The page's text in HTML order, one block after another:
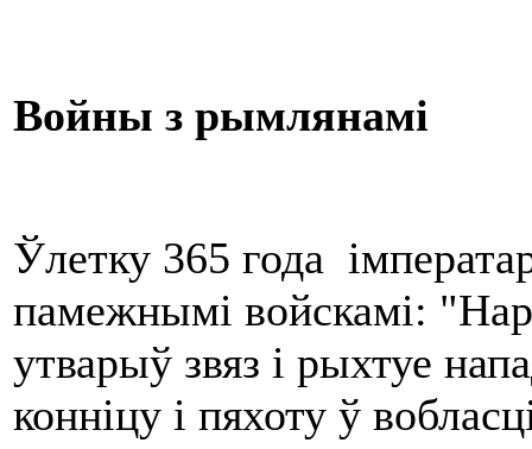
Войны з рымлянамі
Ўлетку 365 года
памежнымі войскамі:
утварыў звяз і рыхтуе
конніцу і пяхоту ў